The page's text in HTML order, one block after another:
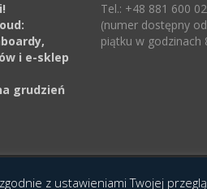
i e-sklep
grudzień
Tel.: +48 881 600
(numer dostępny
piątku w godzinach
z ustawieniami Twojej